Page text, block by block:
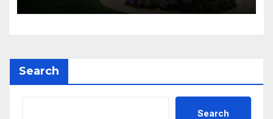
Европейската седмица на
Search
Search